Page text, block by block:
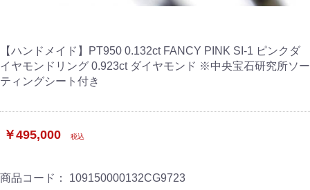
【ハンドメイド】PT950 0.132ct FANCY PINK SI-1 ピンクダ
イヤモンドリング 0.923ct ダイヤモンド ※中央宝石研究所ソー
ティングシート付き
￥495,000 税込
商品コード： 109150000132CG9723